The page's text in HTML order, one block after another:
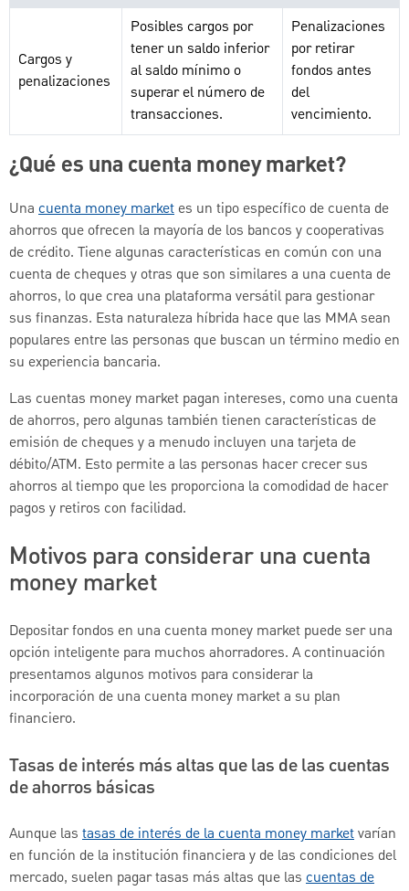
Cargos y
penalizaciones
Posibles cargos por
tener un saldo inferior
al saldo mínimo o
superar el número de
transacciones.
Penalizaciones
por retirar
fondos antes
del
vencimiento.
¿Qué es una cuenta money market?
Una cuenta money marketes un tipo específico de cuenta de
ahorros que ofrecen la mayoría de los bancos y cooperativas
de crédito. Tiene algunas características en común con una
cuenta de cheques y otras que son similares a una cuenta de
ahorros, lo que crea una plataforma versátil para gestionar
sus finanzas. Esta naturaleza híbrida hace que las MMA sean
populares entre las personas que buscan un término medio en
su experiencia bancaria.
Las cuentas money market pagan intereses, como una cuenta
de ahorros, pero algunas también tienen características de
emisión de cheques y a menudo incluyen una tarjeta de
débito/ATM. Esto permite a las personas hacer crecer sus
ahorros al tiempo que les proporciona la comodidad de hacer
pagos y retiros con facilidad.
Motivos para considerar una cuenta
money market
Depositar fondos en una cuenta money market puede ser una
opción inteligente para muchos ahorradores. A continuación
presentamos algunos motivos para considerar la
incorporación de una cuenta money market a su plan
financiero.
Tasas de interés más altas que las de las cuentas
de ahorros básicas
Aunque las tasas de interés de la cuenta money marketvarían
en función de la institución financiera y de las condiciones del
mercado, suelen pagar tasas más altas que las cuentas de